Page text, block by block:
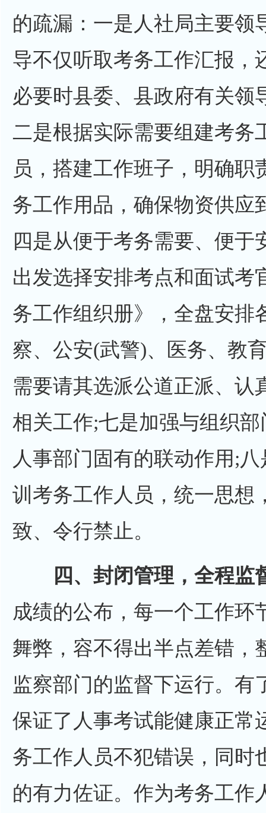
的疏漏：一是人社局主要领
导不仅听取考务工作汇报，
必要时县委、县政府有关领
二是根据实际需要组建考务
员，搭建工作班子，明确
务工作用品，确保物资供应
四是从便于考务需要、便
出发选择安排考点和面试考
务工作组织册》，全盘安排
察、公安(武警)、医务、教
需要请其选派公道正派、认
相关工作;七是加强与组织
人事部门固有的联动作用;
训考务工作人员，统一思想
致、令行禁止。
四、封闭管理，全程监
成绩的公布，每一个工作环
舞弊，容不得出半点差错，
监察部门的监督下运行。有
保证了人事考试能健康正常
务工作人员不犯错误，同时
的有力佐证。作为考务工作